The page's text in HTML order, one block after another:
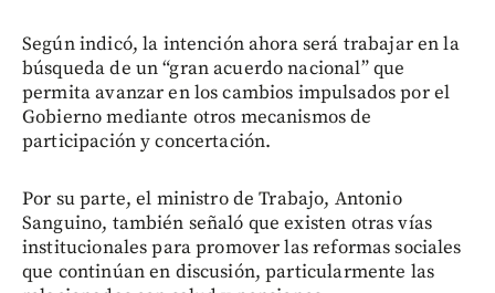
Según indicó, la intención ahora será trabajar en la
búsqueda de un “gran acuerdo nacional” que
permita avanzar en los cambios impulsados por el
Gobierno mediante otros mecanismos de
participación y concertación.
Por su parte, el ministro de Trabajo, Antonio
Sanguino, también señaló que existen otras vías
institucionales para promover las reformas sociales
que continúan en discusión, particularmente las